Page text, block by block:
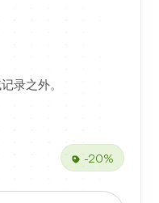
录之外。
-20%